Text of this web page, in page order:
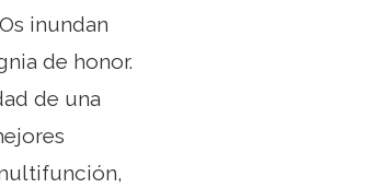
inundan
de honor.
de una